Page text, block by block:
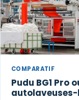
COMPARATIF
Pudu BG1 Pro
autolaveuses-